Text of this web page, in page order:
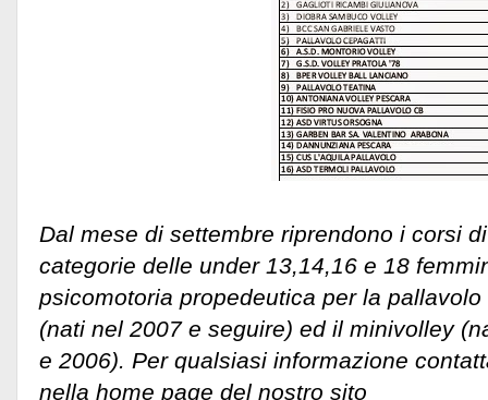
Dal mese di settembre riprendono i corsi
categorie delle under 13,14,16 e 18
psicomotoria propedeutica per la
(nati nel 2007 e seguire) ed il minivolley
e 2006). Per qualsiasi informazione
nella home page del nostro sito